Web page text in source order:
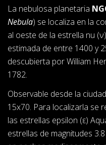
La nebulosa planetaria
Nebula) se localiza en la
al oeste de la estrella nu
estimada de entre 1400 y
descubierta por William
1782.
Observable desde la
15x70. Para localizarla se
las estrellas epsilon (ε)
estrellas de magnitudes